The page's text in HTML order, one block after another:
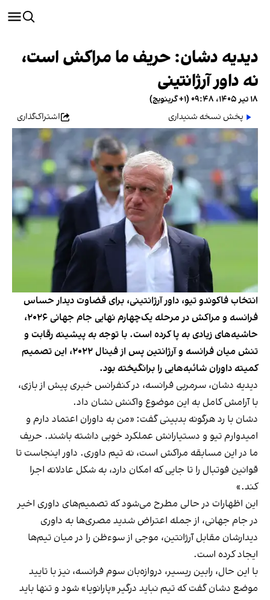
دیدیه دشان: حریف ما مراکش است،
نه داور آرژانتینی
۱۸ تیر ۱۴۰۵، ۰۹:۴۸ (‎+۱ گرینویچ)
پخش نسخه شنیداری
اشتراک‌گذاری
انتخاب فاکوندو تیو، داور آرژانتینی، برای قضاوت دیدار حساس
فرانسه و مراکش در مرحله یک‌چهارم نهایی جام جهانی ۲۰۲۶،
حاشیه‌های زیادی به پا کرده است. با توجه به پیشینه رقابت و
تنش میان فرانسه و آرژانتین پس از فینال ۲۰۲۲، این تصمیم
کمیته داوران شائبه‌هایی را برانگیخته بود.
دیدیه دشان، سرمربی فرانسه، در کنفرانس خبری پیش از بازی،
با آرامش کامل به این موضوع واکنش نشان داد.
دشان با رد هرگونه بدبینی گفت: «من به داوران اعتماد دارم و
امیدوارم تیو و دستیارانش عملکرد خوبی داشته باشند. حریف
ما در این مسابقه مراکش است، نه تیم داوری. داور اینجاست تا
قوانین فوتبال را تا جایی که امکان دارد، به شکل عادلانه اجرا
کند.»
این اظهارات در حالی مطرح می‌شود که تصمیم‌های داوری اخیر
در جام جهانی، از جمله اعتراض شدید مصری‌ها به داوری
دیدارشان مقابل آرژانتین، موجی از سوءظن را در میان تیم‌ها
ایجاد کرده است.
با این حال، رابین ریسیر، دروازه‌بان سوم فرانسه، نیز با تایید
موضع دشان گفت که تیم نباید درگیر «پارانویا» شود و تنها باید